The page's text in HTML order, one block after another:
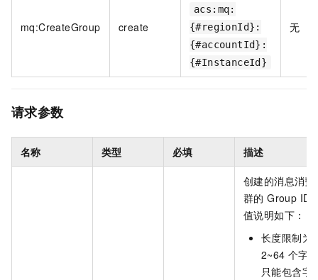
mq:CreateGroup create
acs:mq:
{#regionId}:
{#accountId}:
{#InstanceId}
无
请求参数
名称 类型 必填 描述
创建的消息消费
群的 Group ID
值说明如下：
长度限制为
2~64 个字
只能包含字